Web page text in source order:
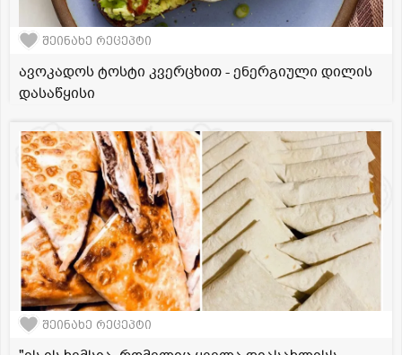
შეინახე რეცეპტი
ავოკადოს ტოსტი კვერცხით - ენერგიული დილის
დასაწყისი
შეინახე რეცეპტი